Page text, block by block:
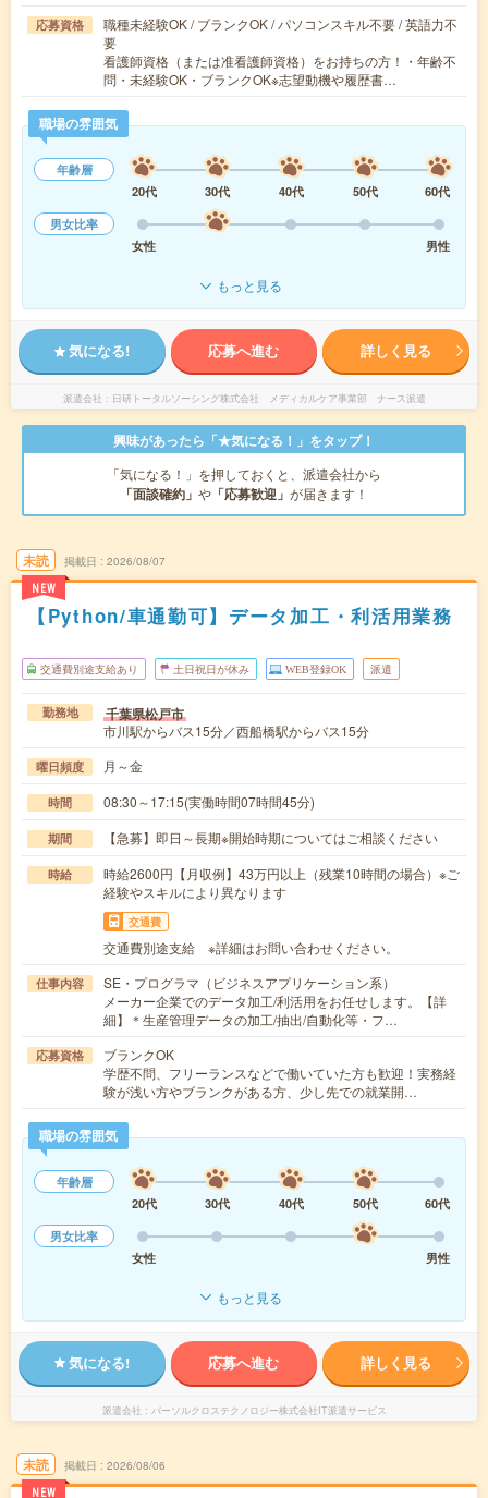
応募資格
職種未経験OK / ブランクOK / パソコンスキル不要 / 英語力不
要
看護師資格（または准看護師資格）をお持ちの方！・年齢不
問・未経験OK・ブランクOK※志望動機や履歴書…
職場の雰囲気
年齢層
20代
30代 40代 50代
60代
男女比率
女性
男性
もっと見る
気になる! 応募へ進む 詳しく見る
派遣会社 日研トータルソーシング株式会社 メディカルケア事業部 ナース派遣
興味があったら「★気になる！」をタップ！
「気になる！」を押しておくと、派遣会社から
「面談確約」 や 「応募歓迎」 が届きます！
未読
NEW
掲載日 2026/08/07
【Python/車通勤可】データ加工・利活用業務
交通費別途支給あり 土日祝日が休み WEB登録OK 派遣
勤務地 千葉県松戸市
市川駅からバス15分／西船橋駅からバス15分
曜日頻度 月～金
時間 08:30～17:15(実働時間07時間45分)
期間 【急募】即日～長期※開始時期についてはご相談ください
時給
時給2600円【月収例】43万円以上（残業10時間の場合）※ご
経験やスキルにより異なります
交通費
交通費別途支給 ※詳細はお問い合わせください。
仕事内容
SE・プログラマ（ビジネスアプリケーション系）
メーカー企業でのデータ加工/利活用をお任せします。【詳
細】＊生産管理データの加工/抽出/自動化等・フ…
応募資格
ブランクOK
学歴不問、フリーランスなどで働いていた方も歓迎！実務経
験が浅い方やブランクがある方、少し先での就業開…
職場の雰囲気
年齢層
20代
30代 40代 50代
60代
男女比率
女性
男性
もっと見る
気になる! 応募へ進む 詳しく見る
派遣会社 パーソルクロステクノロジー株式会社IT派遣サービス
未読
NEW
掲載日 2026/08/06